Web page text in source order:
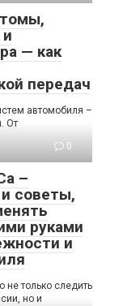
— как
передач
автомобиля –
От
0
–
советы,
руками
и
не только следить
но и